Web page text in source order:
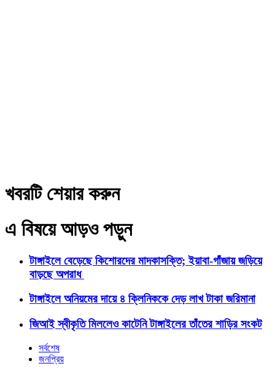
খবরটি শেয়ার করুন
এ বিষয়ে আড়ও পড়ুন
টাঙ্গাইলে বেড়েছে কিশোরদের মাদকাসক্তি; ইয়াবা-গাঁজায় জড়িয়ে
বাড়ছে অপরাধ
টাঙ্গাইলে অনিয়মের দায়ে ৪ ক্লিনিককে দেড় লাখ টাকা জরিমানা
জিআই স্বীকৃতি মিললেও কাটেনি টাঙ্গাইলের তাঁতের শাড়ির সংকট
সর্বশেষ
জনপ্রিয়